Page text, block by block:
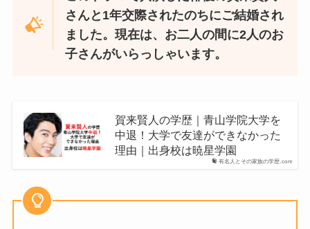
さんと1年交際されたのちにご結婚され
ました。現在は、お二人の間に2人のお
子さんがいらっしゃいます。
有名人とその家族の学歴.com
賀来賢人の学歴｜青山学院大学を
中退！大学で友達ができなかった
理由｜出身校は暁星学園